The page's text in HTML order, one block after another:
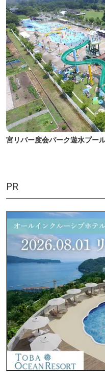
宮リバー度会パーク遊水プー
PR